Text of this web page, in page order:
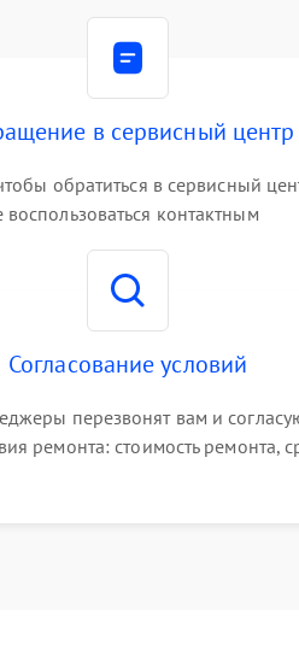
в сервисный центр
обратиться в сервисный
контактным
на сайте
Согласование условий
перезвонят вам и
ремонта: стоимость ремонта,